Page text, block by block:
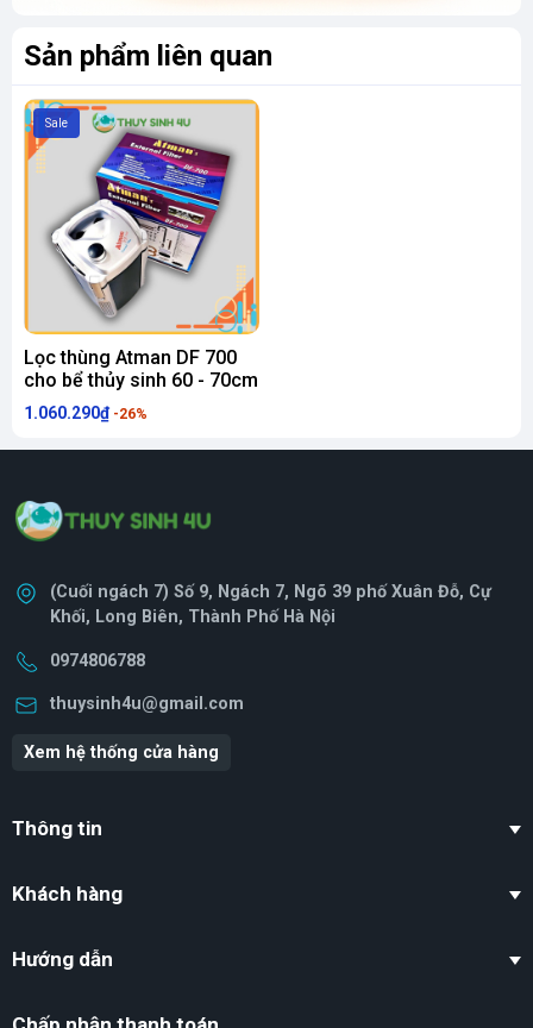
Sản phẩm liên quan
Sale
Lọc thùng Atman DF 700
cho bể thủy sinh 60 - 70cm
1.060.290₫ -26%
(Cuối ngách 7) Số 9, Ngách 7, Ngõ 39 phố Xuân Đỗ, Cự
Khối, Long Biên, Thành Phố Hà Nội
0974806788
thuysinh4u@gmail.com
Xem hệ thống cửa hàng
Thông tin
Khách hàng
Hướng dẫn